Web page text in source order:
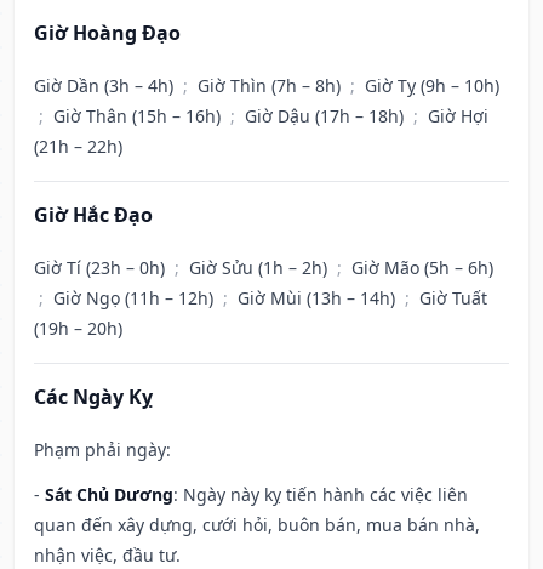
Giờ Hoàng Đạo
Giờ Dần (3h – 4h) ; Giờ Thìn (7h – 8h) ; Giờ Tỵ (9h – 10h)
; Giờ Thân (15h – 16h) ; Giờ Dậu (17h – 18h) ; Giờ Hợi
(21h – 22h)
Giờ Hắc Đạo
Giờ Tí (23h – 0h) ; Giờ Sửu (1h – 2h) ; Giờ Mão (5h – 6h)
; Giờ Ngọ (11h – 12h) ; Giờ Mùi (13h – 14h) ; Giờ Tuất
(19h – 20h)
Các Ngày Kỵ
Phạm phải ngày:
- Sát Chủ Dương: Ngày này kỵ tiến hành các việc liên
quan đến xây dựng, cưới hỏi, buôn bán, mua bán nhà,
nhận việc, đầu tư.